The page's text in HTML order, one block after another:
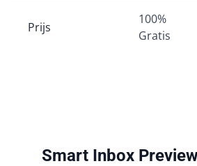
Prijs
100%
Gratis
Smart Inbox